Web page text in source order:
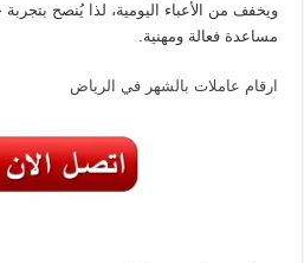
ويخفف من الأعباء اليومية، لذا يُنصح
مساعدة فعالة ومهنية.
ارقام عاملات بالشهر في الرياض